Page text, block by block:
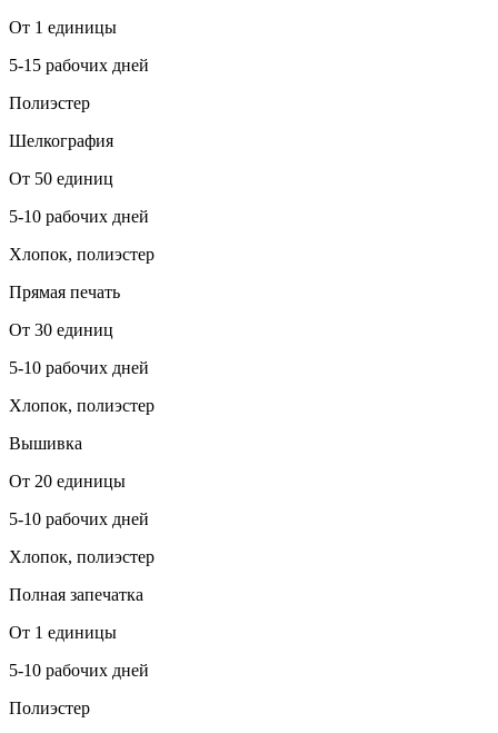
От 1 единицы
5-15 рабочих дней
Полиэстер
Шелкография
От 50 единиц
5-10 рабочих дней
Хлопок, полиэстер
Прямая печать
От 30 единиц
5-10 рабочих дней
Хлопок, полиэстер
Вышивка
От 20 единицы
5-10 рабочих дней
Хлопок, полиэстер
Полная запечатка
От 1 единицы
5-10 рабочих дней
Полиэстер